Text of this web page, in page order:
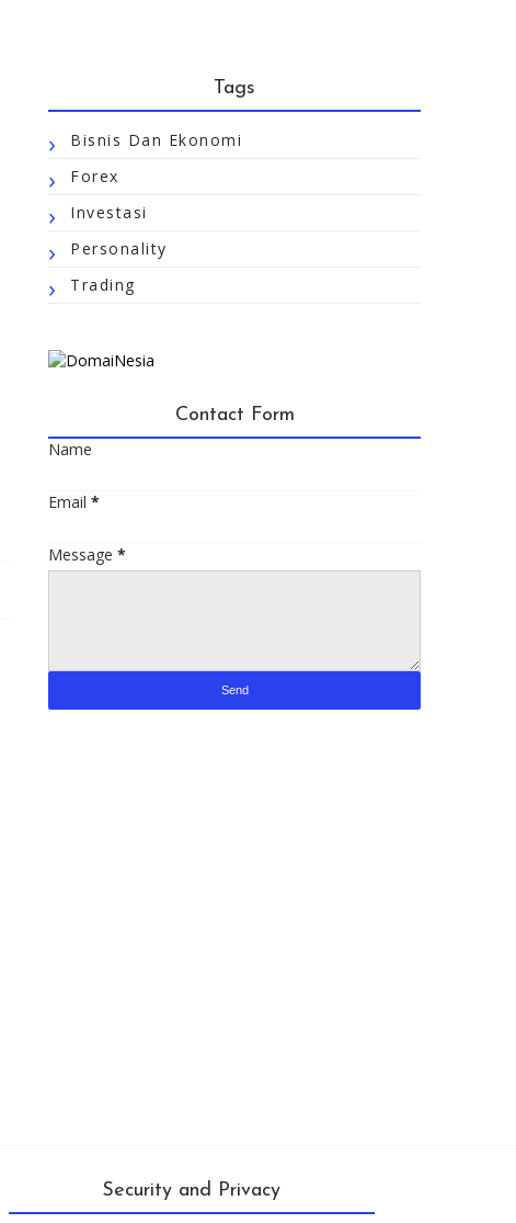
Tags
Bisnis Dan Ekonomi
Forex
Investasi
Personality
Trading
Contact Form
Name
Email *
Message *
Security and Privacy